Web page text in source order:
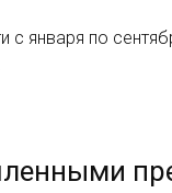
с января по